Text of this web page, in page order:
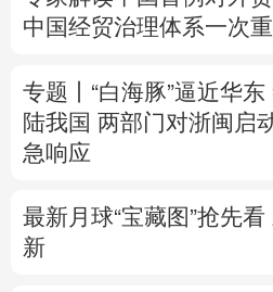
中国经贸治理体系一次
专题丨 “白海豚”逼近华
陆我国 两部门对浙闽启
急响应
最新月球“宝藏图”抢先看
新